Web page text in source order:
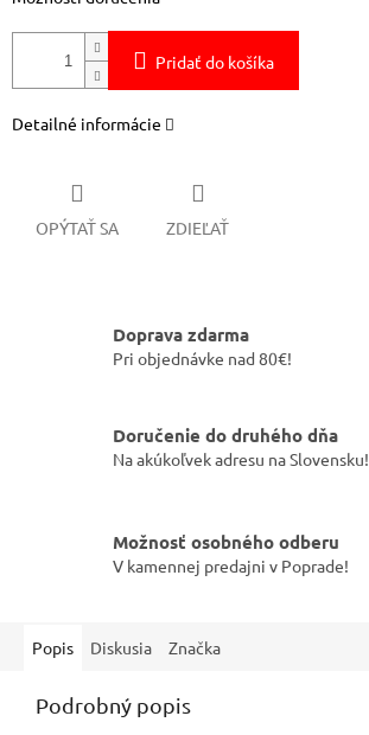
Pridať do košíka
Detailné informácie
OPÝTAŤ SA ZDIEĽAŤ
Doprava zdarma
Pri objednávke nad 80€!
Doručenie do druhého dňa
Na akúkoľvek adresu na Slovensku!
Možnosť osobného odberu
V kamennej predajni v Poprade!
Popis Diskusia Značka
Podrobný popis